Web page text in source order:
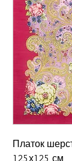
Платок
125х125 см